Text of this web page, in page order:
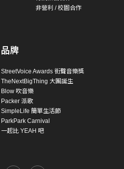
非營利 / 校園合作
品牌
StreetVoice Awards 街聲音樂獎
TheNextBigThing 大團誕生
Blow 吹音樂
Packer 派歌
SimpleLife 簡單生活節
ParkPark Carnival
一起比 YEAH 吧